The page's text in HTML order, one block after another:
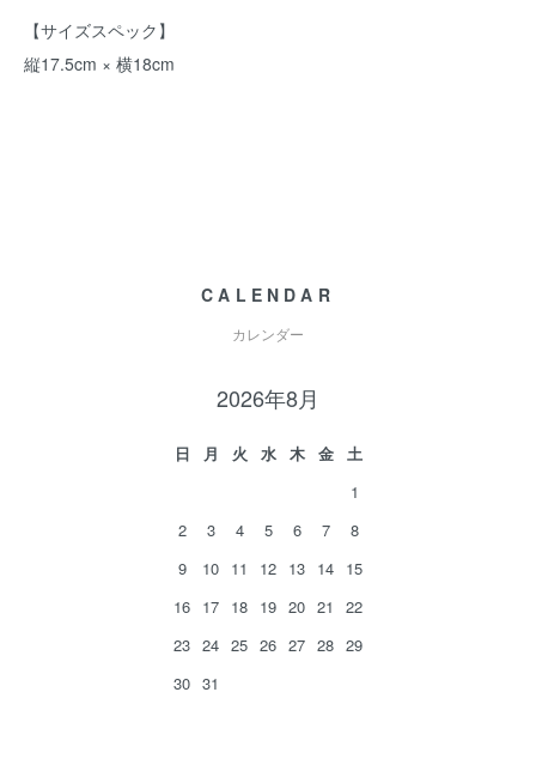
【サイズスペック】
縦17.5cm × 横18cm
CALENDAR
カレンダー
2026年8月
日 月 火 水 木 金
土
1
2
3 4 5 6 7
8
9
10 11 12 13 14 15
16 17 18 19 20 21
22
23 24 25 26 27 28 29
30 31